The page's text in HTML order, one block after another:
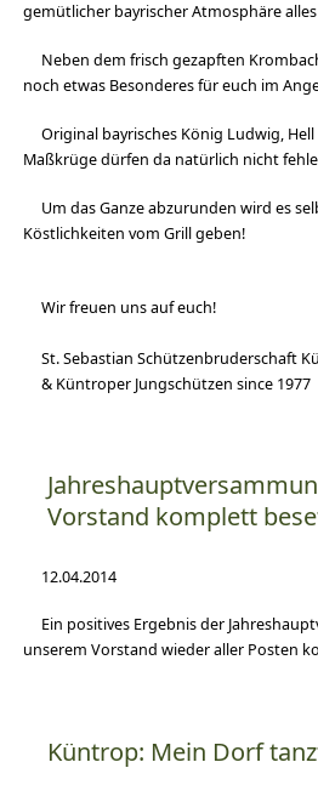
gemütlicher bayrischer Atmosphäre
Neben dem frisch gezapften
noch etwas Besonderes für euch im
Original bayrisches König Ludwig,
Maßkrüge dürfen da natürlich nicht
Um das Ganze abzurunden wird es
Köstlichkeiten vom Grill geben!
Wir freuen uns auf euch!
St. Sebastian Schützenbruderschaft
& KüntroperJungschützen since1977
Vorstand komplett
12.04.2014
Ein positives Ergebnis der
unserem Vorstand wieder aller Posten
Küntrop: Mein Dorf